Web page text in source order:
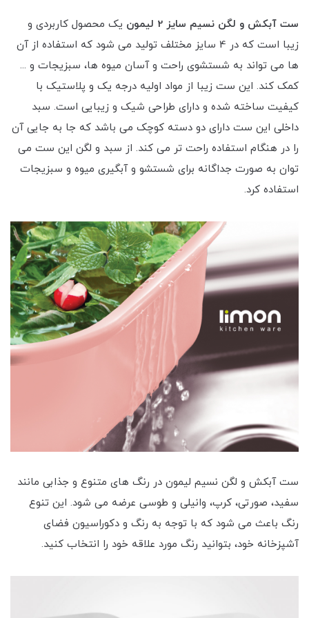
ست آبکش و لگن نسیم سایز 2 لیمون
یک محصول کاربردی و
زیبا است که در 4 سایز مختلف تولید می شود که استفاده از آن
ها می تواند به شستشوی راحت و آسان میوه ها، سبزیجات و ...
کمک کند. این ست زیبا از مواد اولیه درجه یک و پلاستیک با
کیفیت ساخته شده و دارای طراحی شیک و زیبایی است. سبد
داخلی این ست دارای دو دسته کوچک می باشد که جا به جایی آن
را در هنگام استفاده راحت تر می کند. از سبد و لگن این ست می
توان به صورت جداگانه برای شستشو و آبگیری میوه و سبزیجات
استفاده کرد.
ست آبکش و لگن نسیم لیمون در رنگ های متنوع و جذابی مانند
سفید، صورتی، کرپ، وانیلی و طوسی عرضه می شود. این تنوع
رنگ باعث می شود که با توجه به رنگ و دکوراسیون فضای
آشپزخانه خود، بتوانید رنگ مورد علاقه خود را انتخاب کنید.